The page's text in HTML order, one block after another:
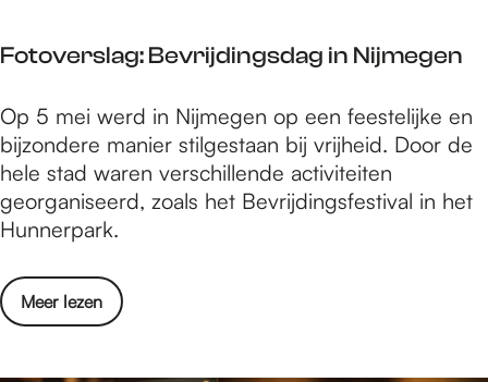
a
l
0
2
6
c
n
i
c
F
e
t
Fotoverslag: Bevrijdingsdag in Nijmegen
F
o
t
o
v
r
s
Op 5 mei werd in Nijmegen op een feestelijke en
bijzondere manier stilgestaan bij vrijheid. Door de
hele stad waren verschillende activiteiten
georganiseerd, zoals het Bevrijdingsfestival in het
Hunnerpark.
Meer lezen
o
v